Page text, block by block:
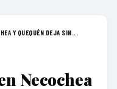
Y QUEQUÉN DEJA SIN...
Necochea